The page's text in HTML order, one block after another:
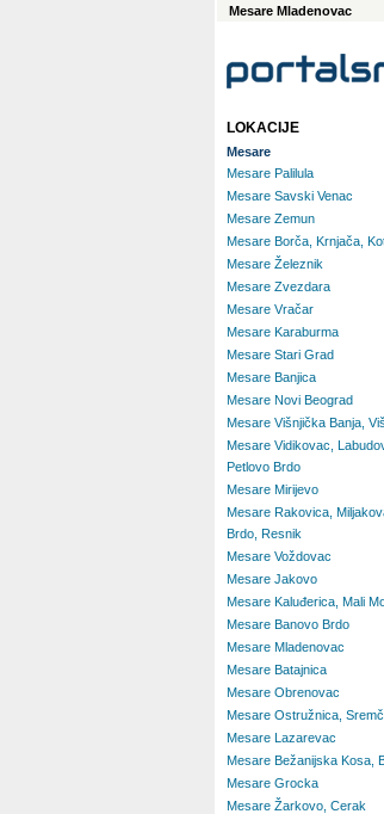
Mesare Mladenovac
LOKACIJE
Mesare
Mesare Palilula
Mesare Savski Venac
Mesare Zemun
Mesare Borča, Krnjača,
Mesare Železnik
Mesare Zvezdara
Mesare Vračar
Mesare Karaburma
Mesare Stari Grad
Mesare Banjica
Mesare Novi Beograd
Mesare Višnjička Banja,
Mesare Vidikovac,
Petlovo Brdo
Mesare Mirijevo
Mesare Rakovica,
Brdo, Resnik
Mesare Voždovac
Mesare Jakovo
Mesare Kaluđerica, Mali
Mesare Banovo Brdo
Mesare Mladenovac
Mesare Batajnica
Mesare Obrenovac
Mesare Ostružnica,
Mesare Lazarevac
Mesare Bežanijska Kosa,
Mesare Grocka
Mesare Žarkovo, Cerak